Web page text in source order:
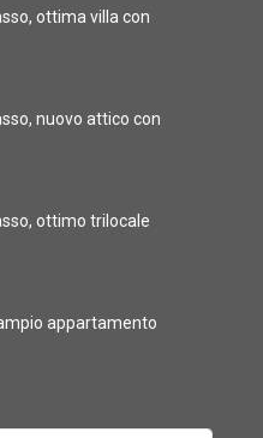
ottima villa con
nuovo attico con
ottimo trilocale
appartamento